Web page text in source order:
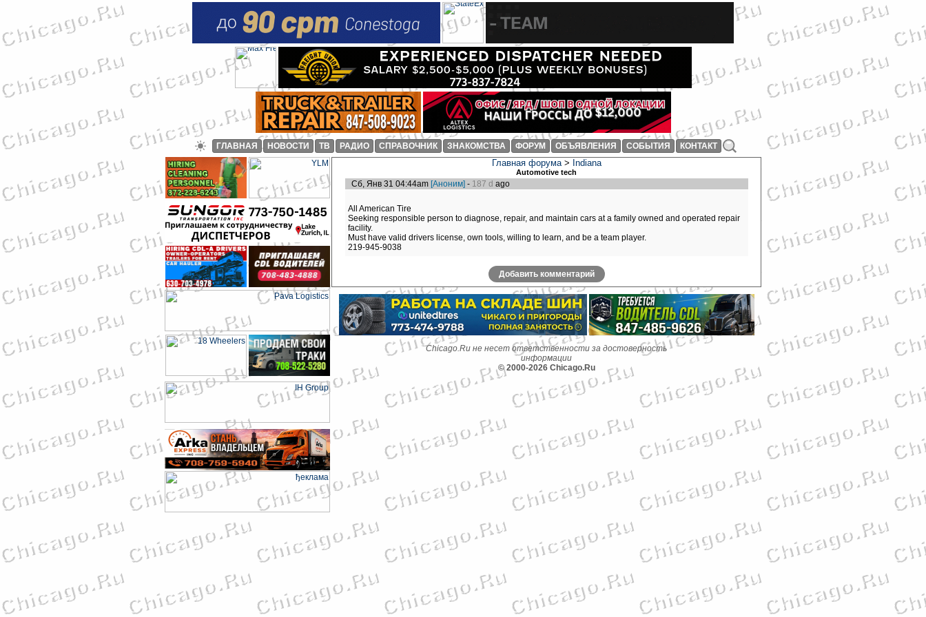
ГЛАВНАЯ НОВОСТИ ТВ РАДИО СПРАВОЧНИК ЗНАКОМСТВА ФОРУМ ОБЪЯВЛЕНИЯ СОБЫТИЯ КОНТАКТ
Главная форума> Indiana
Automotive tech
Сб, Янв 31 04:44am [Аноним] - 187 d ago
All American Tire
Seeking responsible person to diagnose, repair, and maintain cars at a family owned and operated repair
facility.
Must have valid drivers license, own tools, willing to learn, and be a team player.
219-945-9038
Добавить комментарий
Chicago.Ru не несет ответственности за достоверность
информации
© 2000-2026 Chicago.Ru